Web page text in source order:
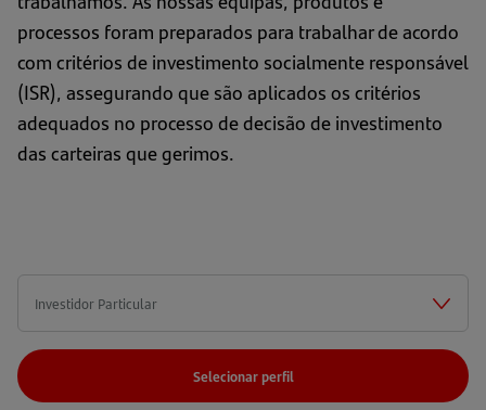
processos foram preparados para trabalhar de acordo
com critérios de investimento socialmente responsável
(ISR), assegurando que são aplicados os critérios
adequados no processo de decisão de investimento
das carteiras que gerimos.
Selecionar perfil